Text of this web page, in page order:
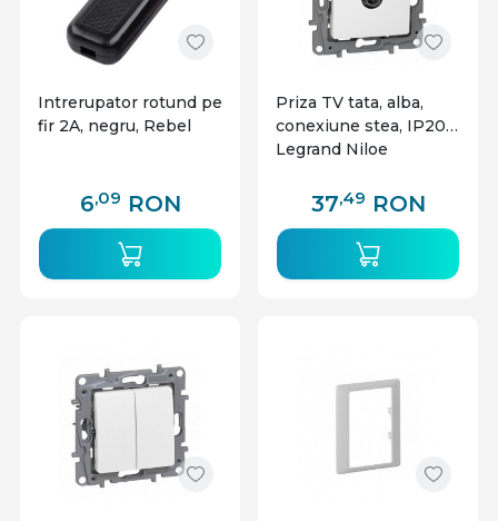
Intrerupator rotund pe
fir 2A, negru, Rebel
6,09 RON
Priza TV tata, alba,
conexiune stea, IP20,
Legrand Niloe
37,49 RON